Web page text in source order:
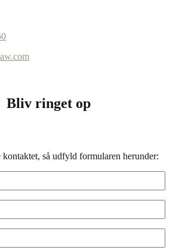
Bliv ringet op
så udfyld formularen herunder: